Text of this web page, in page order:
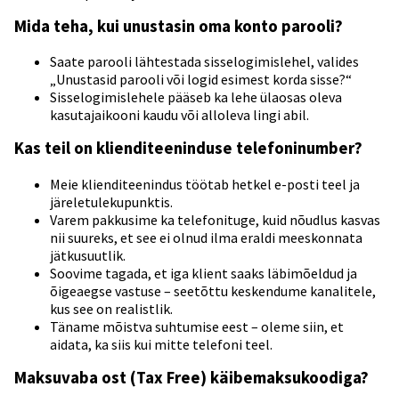
Mida teha, kui unustasin oma konto parooli?
Saate parooli lähtestada sisselogimislehel, valides
„Unustasid parooli või logid esimest korda sisse?“
Sisselogimislehele pääseb ka lehe ülaosas oleva
kasutajaikooni kaudu või alloleva lingi abil.
Kas teil on klienditeeninduse telefoninumber?
Meie klienditeenindus töötab hetkel e-posti teel ja
järeletulekupunktis.
Varem pakkusime ka telefonituge, kuid nõudlus kasvas
nii suureks, et see ei olnud ilma eraldi meeskonnata
jätkusuutlik.
Soovime tagada, et iga klient saaks läbimõeldud ja
õigeaegse vastuse – seetõttu keskendume kanalitele,
kus see on realistlik.
Täname mõistva suhtumise eest – oleme siin, et
aidata, ka siis kui mitte telefoni teel.
Maksuvaba ost (Tax Free) käibemaksukoodiga?